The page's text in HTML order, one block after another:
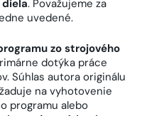
. Považujeme za
uvedené.
zo strojového
dotýka práce
Súhlas autora originálu
na vyhotovenie
programu alebo